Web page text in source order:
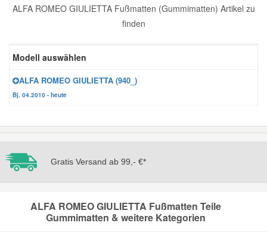
ALFA ROMEO GIULIETTA Fußmatten (Gummimatten) Artikel zu
finden
Modell auswählen
ALFA ROMEO GIULIETTA (940_)
Bj. 04.2010 - heute
Gratis Versand ab 99,- €*
ALFA ROMEO GIULIETTA Fußmatten Teile
Gummimatten & weitere Kategorien
Zündanlage und Glühanlage
Karosserie Werkzeug
Werkstattbedarf
Winter-Autozubehör
Daihatsu Ersatzteile
Honda Ersatzteile
Hyundai Ersatzteile
Kia Ersatzteile